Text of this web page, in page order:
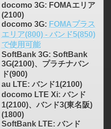
docomo 3G: FOMAエリア
(2100)
docomo 3G: FOMAプラス
エリア(800) - バンド5(850)
で使用可能
SoftBank 3G: SoftBank
3G(2100)、プラチナバン
ド(900)
au LTE: バンド1(2100)
docomo LTE Xi: バンド
1(2100)、バンド3(東名阪)
(1800)
SoftBank LTE: バンド